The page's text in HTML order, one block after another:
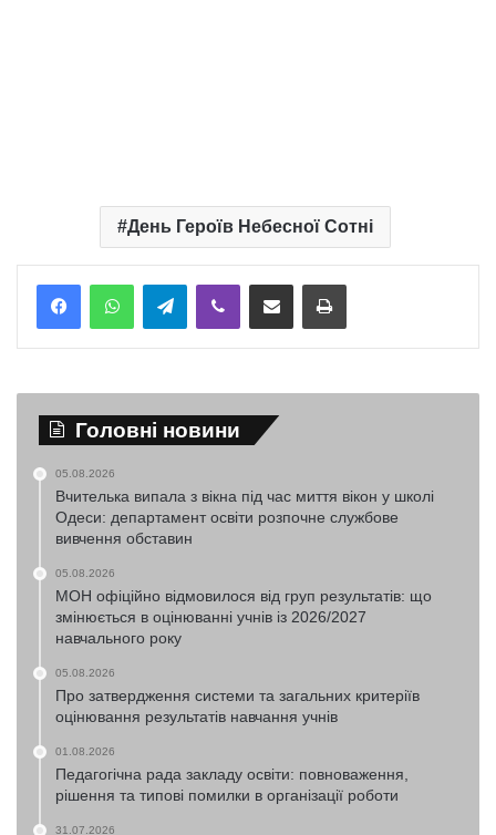
День Героїв Небесної Сотні
TelegramViber Надіслати електронною поштоюНадрукувати
Головні новини
05.08.2026
Вчителька випала з вікна під час миття вікон у школі
Одеси: департамент освіти розпочне службове
вивчення обставин
05.08.2026
МОН офіційно відмовилося від груп результатів: що
змінюється в оцінюванні учнів із 2026/2027
навчального року
05.08.2026
Про затвердження системи та загальних критеріїв
оцінювання результатів навчання учнів
01.08.2026
Педагогічна рада закладу освіти: повноваження,
рішення та типові помилки в організації роботи
31.07.2026